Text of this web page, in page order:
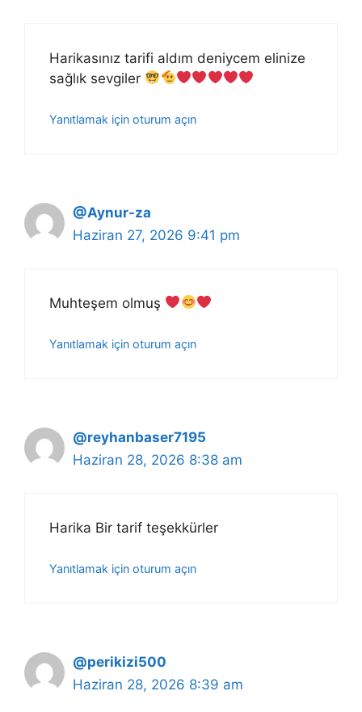
Harikasınız tarifi aldım deniycem elinize
sağlık sevgiler
Yanıtlamak için oturum açın
@Aynur-za
Haziran 27, 2026 9:41 pm
Muhteşem olmuş
Yanıtlamak için oturum açın
@reyhanbaser7195
Haziran 28, 2026 8:38 am
Harika Bir tarif teşekkürler
Yanıtlamak için oturum açın
@perikizi500
Haziran 28, 2026 8:39 am